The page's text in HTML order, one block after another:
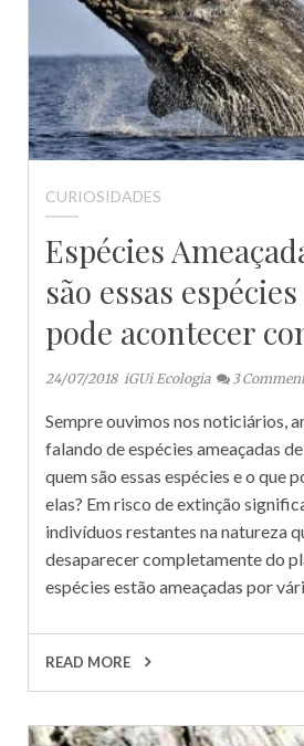
CURIOSIDADES
Espécies
são essas
pode acontecer
24/07/2018 iGUi Ecologia 3
Sempre ouvimos nos noticiários,
falando de espécies ameaçadas
quem são essas espécies e o que
elas? Em risco de extinção
indivíduos restantes na natureza
desaparecer completamente do
espécies estão ameaçadas por
READ MORE